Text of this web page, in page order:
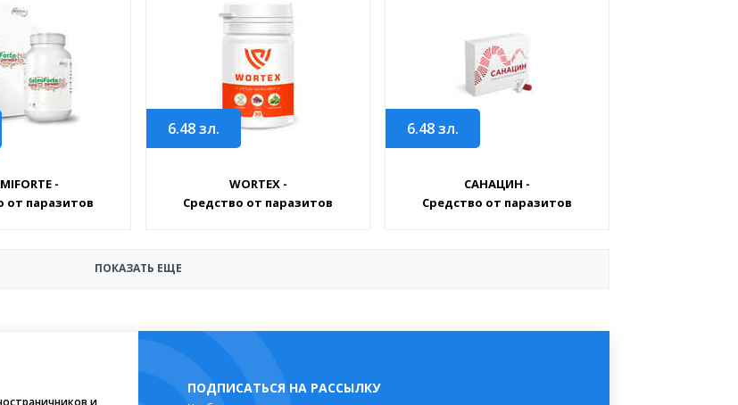
-
от паразитов
6.48зл.
WORTEX -
Средство от паразитов
6.48зл.
САНАЦИН -
Средство от паразитов
ПОКАЗАТЬ ЕЩЕ
и
ПОДПИСАТЬСЯ НА РАССЫЛКУ